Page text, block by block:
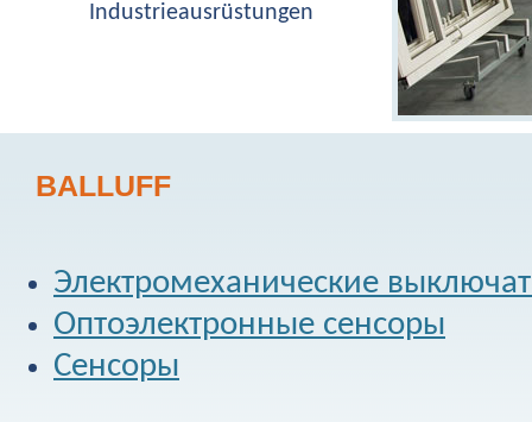
Industrieausrüstungen
BALLUFF
Электромеханические
Оптоэлектронные сенсоры
Сенсоры